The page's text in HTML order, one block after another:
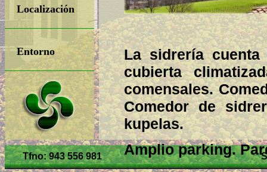
Localización
Entorno
La sidrería cuenta
cubierta
comensales.
Comedor de
kupelas.
Amplio parking.
Tfno: 943 556 981